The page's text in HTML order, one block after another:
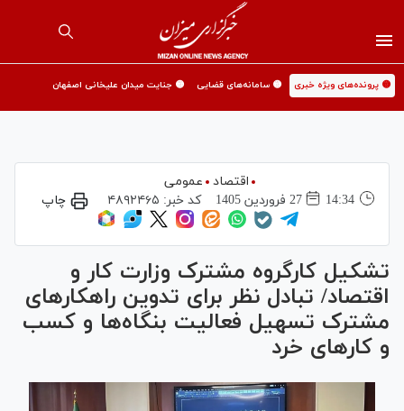
🟡 پرونده‌های ویژه خبری 🟡 سامانه‌های قضایی 🟡 جنایت میدان علیخانی اصفهان
اقتصاد
عمومی
14:34
27 فروردين 1405 کد خبر: ۴۸۹۲۴۶۵ چاپ
تشکیل کارگروه مشترک وزارت کار و
اقتصاد/ تبادل نظر برای تدوین راهکارهای
مشترک تسهیل فعالیت بنگاه‌ها و کسب
و کارهای خرد